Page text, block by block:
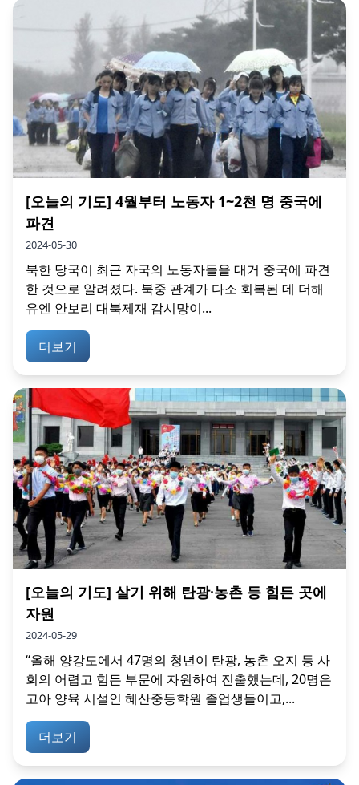
[오늘의 기도] 4월부터 노동자 1~2천 명 중국에
파견
2024-05-30
북한 당국이 최근 자국의 노동자들을 대거 중국에 파견
한 것으로 알려졌다. 북중 관계가 다소 회복된 데 더해
유엔 안보리 대북제재 감시망이...
더보기
[오늘의 기도] 살기 위해 탄광∙농촌 등 힘든 곳에
자원
2024-05-29
“올해 양강도에서 47명의 청년이 탄광, 농촌 오지 등 사
회의 어렵고 힘든 부문에 자원하여 진출했는데, 20명은
고아 양육 시설인 혜산중등학원 졸업생들이고,...
더보기